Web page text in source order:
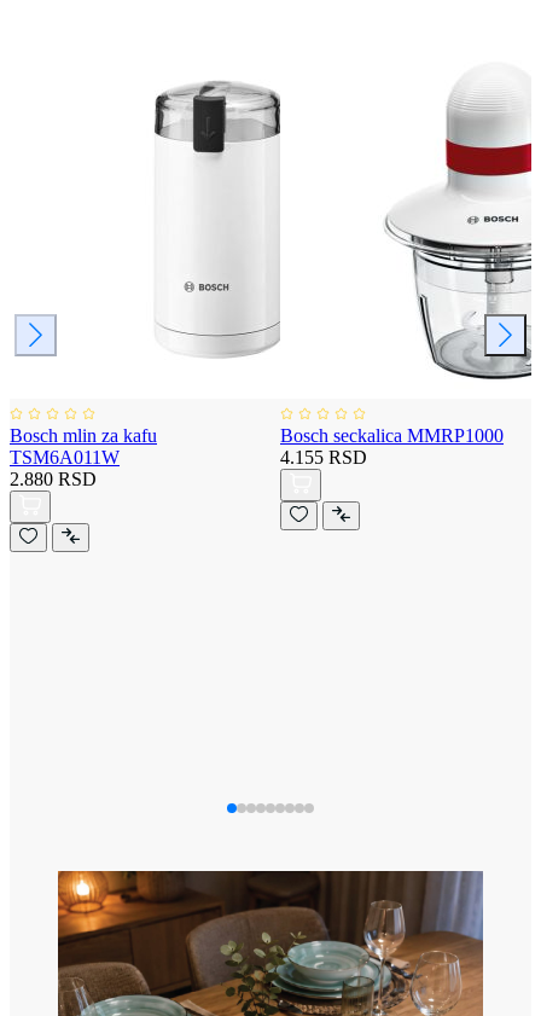
Bosch mlin za kafu
TSM6A011W
2.880 RSD
Bosch seckalica MMRP1000
4.155 RSD